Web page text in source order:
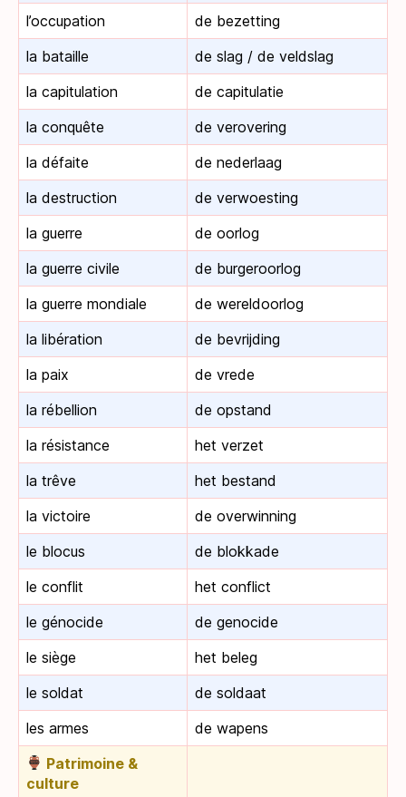
l’occupation
de bezetting
la bataille
de slag / de veldslag
la capitulation
de capitulatie
la conquête
de verovering
la défaite
de nederlaag
la destruction
de verwoesting
la guerre
de oorlog
la guerre civile
de burgeroorlog
la guerre mondiale
de wereldoorlog
la libération
de bevrijding
la paix
de vrede
la rébellion
de opstand
la résistance
het verzet
la trêve
het bestand
la victoire
de overwinning
le blocus
de blokkade
le conflit
het conflict
le génocide
de genocide
le siège
het beleg
le soldat
de soldaat
les armes
de wapens
Patrimoine &
culture